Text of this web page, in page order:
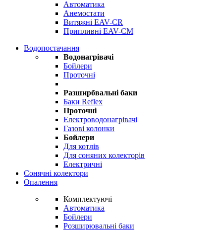
Автоматика
Анемостати
Витяжні EAV-CR
Припливні EAV-CM
Водопостачання
Водонагрівачі
Бойлери
Проточні
Разширбвальні баки
Баки Reflex
Проточні
Електроводонагрівачі
Газові колонки
Бойлери
Для котлів
Для соняних колекторів
Електричні
Сонячні колектори
Опалення
Комплектуючі
Автоматика
Бойлери
Розширювальні баки